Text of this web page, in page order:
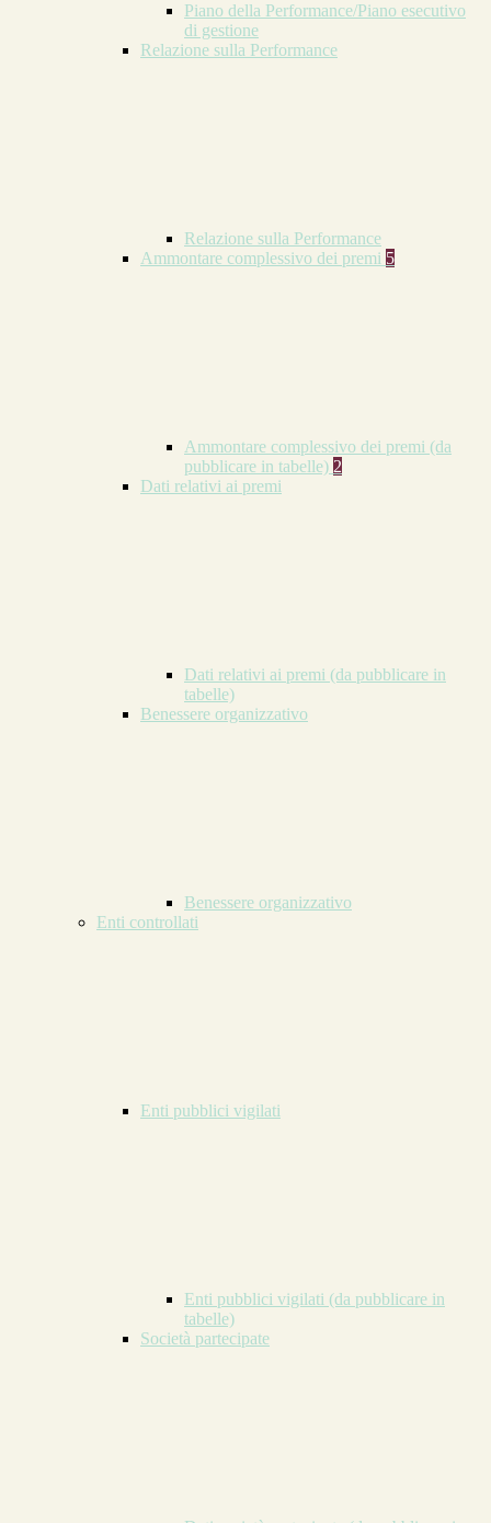
Piano della Performance/Piano esecutivo
di gestione
Relazione sulla Performance
Relazione sulla Performance
Ammontare complessivo dei premi 5
Ammontare complessivo dei premi (da
pubblicare in tabelle) 2
Dati relativi ai premi
Dati relativi ai premi (da pubblicare in
tabelle)
Benessere organizzativo
Benessere organizzativo
Enti controllati
Enti pubblici vigilati
Enti pubblici vigilati (da pubblicare in
tabelle)
Società partecipate